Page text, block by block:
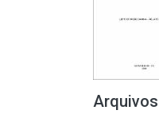
Arquivos